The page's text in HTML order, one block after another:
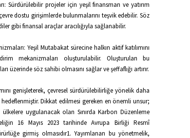
Sürdürülebilir projeler için yeşil finansman ve yatırım
dostu girişimlerde bulunmalarını teşvik edebilir. Söz
gibi finansal araçlar aracılığıyla sağlanabilir.
Yeşil Mutabakat sürecine halkın aktif katılımını
mekanizmaları oluşturulabilir. Oluşturulan bu
söz sahibi olmasını sağlar ve şeffaflığı artırır.
genişleterek, çevresel sürdürülebilirliğe yönelik daha
Dikkat edilmesi gereken en önemli unsur;
uygulanacak olan Sınırda Karbon Düzenleme
16 Mayıs 2023 tarihinde Avrupa Birliği Resmî
girmiş olmasıdır1. Yayımlanan bu yönetmelik,